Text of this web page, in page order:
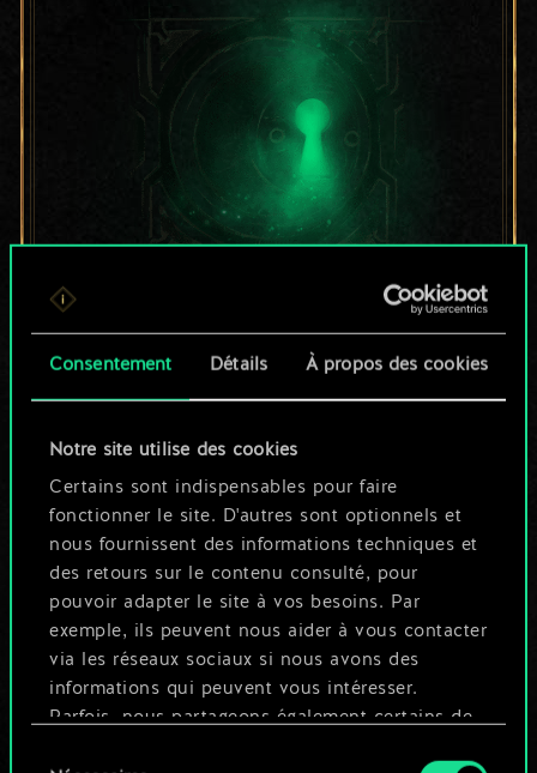
Consentement Détails À propos des cookies
Notre site utilise des cookies
Certains sont indispensables pour faire
fonctionner le site. D'autres sont optionnels et
nous fournissent des informations techniques et
des retours sur le contenu consulté, pour
pouvoir adapter le site à vos besoins. Par
exemple, ils peuvent nous aider à vous contacter
via les réseaux sociaux si nous avons des
informations qui peuvent vous intéresser.
Parfois, nous partageons également certains de
Pour l'instant, ce
n'est qu'un jeu de
cartes partagé.
Mais cela peut être
tellement plus !
Nommer ce jeu et créer un guide
Modifier le jeu